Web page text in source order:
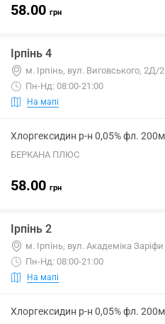
58.00 грн
Ірпінь 4
м. Ірпінь, вул. Виговського, 2Д/2
Пн-Нд: 08:00-21:00
На мапі
Хлоргексидин р-н 0,05% фл.
БЕРКАНА ПЛЮС
58.00 грн
Ірпінь 2
м. Ірпінь, вул. Академіка Заріфи
Пн-Нд: 08:00-21:00
На мапі
Хлоргексидин р-н 0,05% фл.